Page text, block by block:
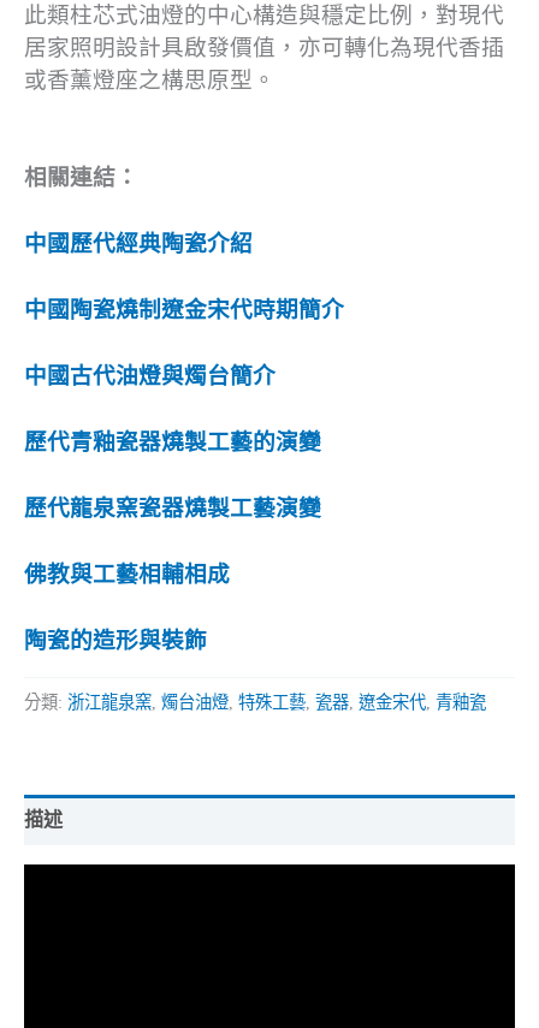
此類柱芯式油燈的中心構造與穩定比例，對現代
居家照明設計具啟發價值，亦可轉化為現代香插
或香薰燈座之構思原型。
相關連結：
中國歷代經典陶瓷介紹
中國陶瓷燒制遼金宋代時期簡介
中國古代油燈與燭台簡介
歷代青釉瓷器燒製工藝的演變
歷代龍泉窯瓷器燒製工藝演變
佛教與工藝相輔相成
陶瓷的造形與裝飾
分類: 浙江龍泉窯 燭台油燈 特殊工藝 瓷器 遼金宋代 青釉瓷
描述